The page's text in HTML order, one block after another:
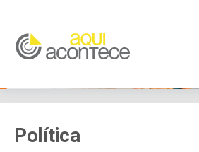
Política